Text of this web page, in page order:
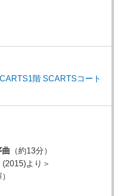
階 SCARTSコート
曲 （約13分）
より＞